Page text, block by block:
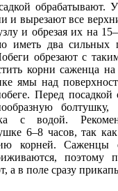
обрабатывают.
и вырезают все
и обрезая их на
иметь два сильных
обрезают с
корни саженца
ямы над
Перед
болтушку,
с водой.
6–8 часов, так как
корней. Саженцы
поэтому
а в поле сразу